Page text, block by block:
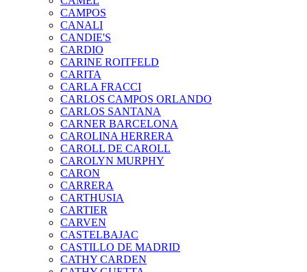
CAMPOS
CANALI
CANDIE'S
CARDIO
CARINE ROITFELD
CARITA
CARLA FRACCI
CARLOS CAMPOS ORLANDO
CARLOS SANTANA
CARNER BARCELONA
CAROLINA HERRERA
CAROLL DE CAROLL
CAROLYN MURPHY
CARON
CARRERA
CARTHUSIA
CARTIER
CARVEN
CASTELBAJAC
CASTILLO DE MADRID
CATHY CARDEN